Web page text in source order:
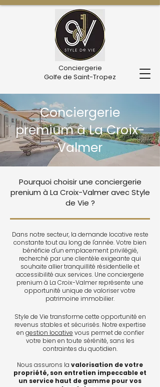
Conciergerie
Golfe de Saint-Tropez
Conciergerie
premium à La Croix-
Valmer
Pourquoi choisir une conciergerie
prenium à La Croix-Valmer avec Style
de Vie ?
Dans notre secteur, la demande locative reste
constante tout au long de l'année. Votre bien
bénéficie d'un emplacement privilégié,
recherché par une clientèle exigeante qui
souhaite allier tranquillité résidentielle et
accessibilité aux services. Une conciergerie
prenium à La Croix-Valmer représente une
opportunité unique de valoriser votre
patrimoine immobilier.
Style de Vie transforme cette opportunité en
revenus stables et sécurisés. Notre expertise
en gestion locative vous permet de confier
votre bien en toute sérénité, sans les
contraintes du quotidien.
Nous assurons la valorisation de votre
propriété, son entretien impeccable et
un service haut de gamme pour vos